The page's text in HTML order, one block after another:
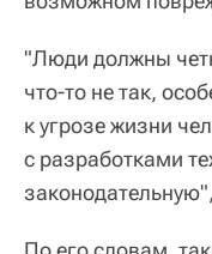
"Люди должны
что-то не так,
к угрозе жизни
с разработками